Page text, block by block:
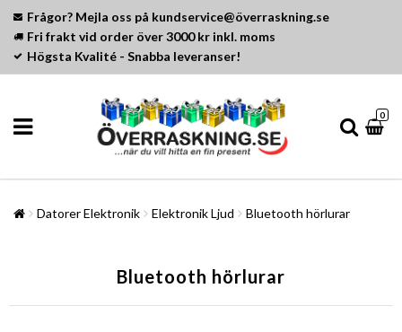
Frågor? Mejla oss på kundservice@överraskning.se
Fri frakt vid order över 3000 kr inkl. moms
Högsta Kvalité - Snabba leveranser!
0
Datorer Elektronik Elektronik Ljud Bluetooth hörlurar
Bluetooth hörlurar